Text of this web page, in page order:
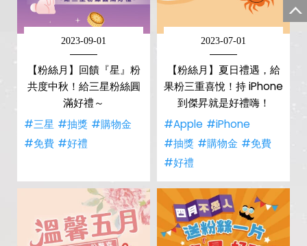
2023-09-01
【粉絲月】回饋『星』粉
共度中秋！給三星粉絲圓
滿好禮～
#三星 #抽獎 #購物金
#免費 #好禮
2023-07-01
【粉絲月】夏日禮遇，給
果粉三重喜悅！持 iPhone
到傑昇就是好禮嗨！
#Apple #iPhone
#抽獎 #購物金 #免費
#好禮